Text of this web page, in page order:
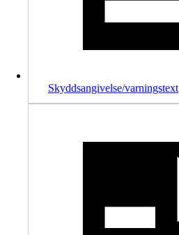
Skyddsangivelse/varningstext